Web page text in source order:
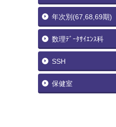
年次別(67,68,69期)
数理ﾃﾞｰﾀｻｲｴﾝｽ科
SSH
保健室